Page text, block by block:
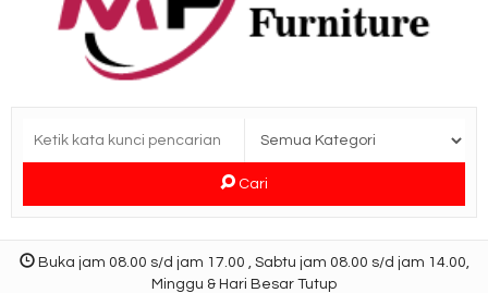
Cari
Buka jam 08.00 s/d jam 17.00 , Sabtu jam 08.00 s/d jam 14.00,
Minggu & Hari Besar Tutup